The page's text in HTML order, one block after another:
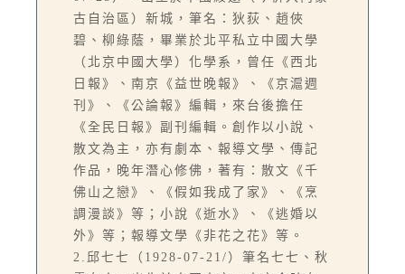
古自治區）新城，筆名：狄荻、趙俠
碧、柳綠蔭，畢業於北平私立中國大學
（北京中國大學）化學系，曾任《西北
日報》、南京《益世晚報》、《京滬週
刊》、《公論報》編輯，來台後擔任
《全民日報》副刊編輯。創作以小說、
散文為主，亦有劇本、報導文學、傳記
作品，晚年潛心修佛，著有：散文《千
佛山之戀》、《假如我成了家》、《烹
調漫談》等；小說《逝水》、《逃婚以
外》等；報導文學《非花之花》等。
2.邱七七（1928-07-21/）筆名七七、秋